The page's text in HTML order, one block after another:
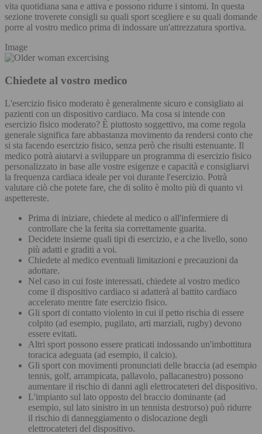
vita quotidiana sana e attiva e possono ridurre i sintomi. In questa
sezione troverete consigli su quali sport scegliere e su quali domande
porre al vostro medico prima di indossare un'attrezzatura sportiva.
Image
Chiedete al vostro medico
L'esercizio fisico moderato è generalmente sicuro e consigliato ai
pazienti con un dispositivo cardiaco. Ma cosa si intende con
esercizio fisico moderato? È piuttosto soggettivo, ma come regola
generale significa fare abbastanza movimento da rendersi conto che
si sta facendo esercizio fisico, senza però che risulti estenuante. Il
medico potrà aiutarvi a sviluppare un programma di esercizio fisico
personalizzato in base alle vostre esigenze e capacità e consigliarvi
la frequenza cardiaca ideale per voi durante l'esercizio. Potrà
valutare ciò che potete fare, che di solito è molto più di quanto vi
aspettereste.
Prima di iniziare, chiedete al medico o all'infermiere di
controllare che la ferita sia correttamente guarita.
Decidete insieme quali tipi di esercizio, e a che livello, sono
più adatti e graditi a voi.
Chiedete al medico eventuali limitazioni e precauzioni da
adottare.
Nel caso in cui foste interessati, chiedete al vostro medico
come il dispositivo cardiaco si adatterà al battito cardiaco
accelerato mentre fate esercizio fisico.
Gli sport di contatto violento in cui il petto rischia di essere
colpito (ad esempio, pugilato, arti marziali, rugby) devono
essere evitati.
Altri sport possono essere praticati indossando un'imbottitura
toracica adeguata (ad esempio, il calcio).
Gli sport con movimenti pronunciati delle braccia (ad esempio
tennis, golf, arrampicata, pallavolo, pallacanestro) possono
aumentare il rischio di danni agli elettrocateteri del dispositivo.
L'impianto sul lato opposto del braccio dominante (ad
esempio, sul lato sinistro in un tennista destrorso) può ridurre
il rischio di danneggiamento o dislocazione degli
elettrocateteri del dispositivo.